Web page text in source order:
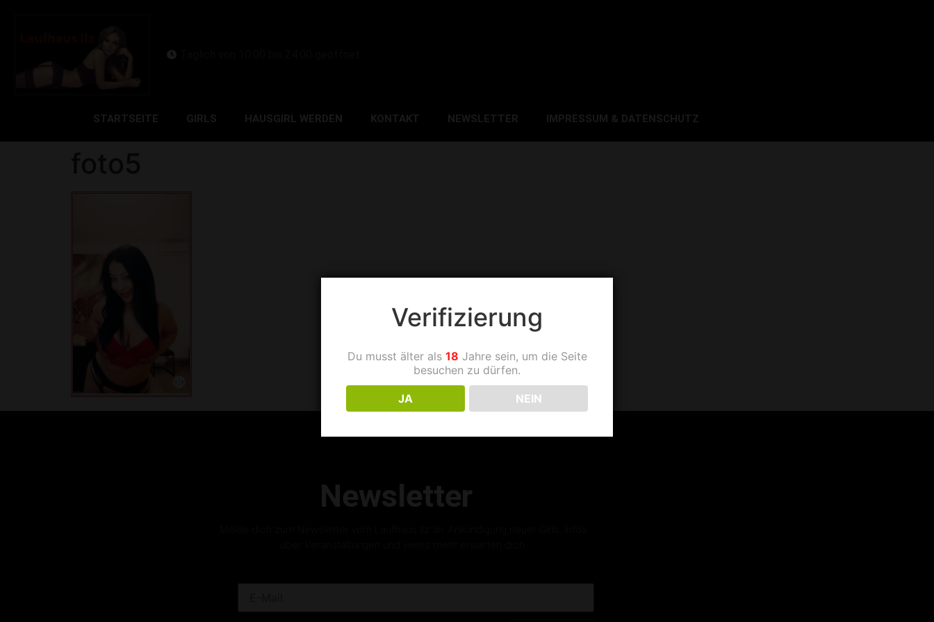
STARTSEITE GIRLS HAUSGIRL WERDEN KONTAKT NEWSLETTER IMPRESSUM & DATENSCHUTZ
Newsletter
Verifizierung
Du musst älter als 18 Jahre sein, um die Seite
besuchen zu dürfen.
JA NEIN